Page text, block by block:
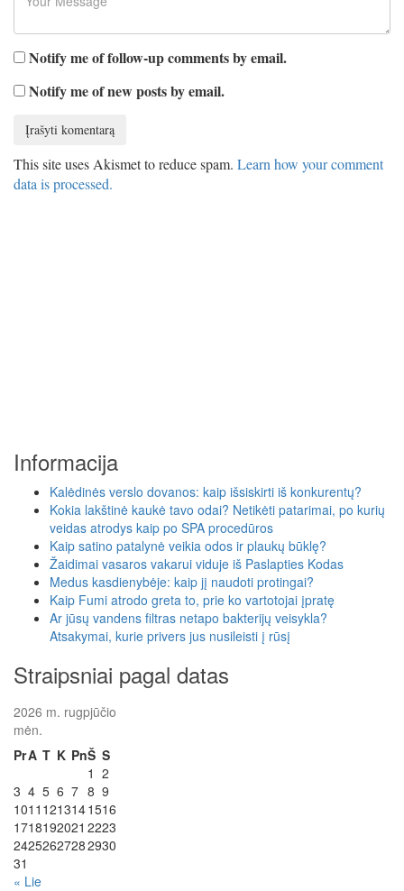
Notify me of follow-up comments by email.
Notify me of new posts by email.
This site uses Akismet to reduce spam. Learn how your comment
data is processed.
Informacija
Kalėdinės verslo dovanos: kaip išsiskirti iš konkurentų?
Kokia lakštinė kaukė tavo odai? Netikėti patarimai, po kurių
veidas atrodys kaip po SPA procedūros
Kaip satino patalynė veikia odos ir plaukų būklę?
Žaidimai vasaros vakarui viduje iš Paslapties Kodas
Medus kasdienybėje: kaip jį naudoti protingai?
Kaip Fumi atrodo greta to, prie ko vartotojai įpratę
Ar jūsų vandens filtras netapo bakterijų veisykla?
Atsakymai, kurie privers jus nusileisti į rūsį
Straipsniai pagal datas
2026 m. rugpjūčio
mėn.
PrA T K PnŠ S
1 2
3 4 5 6 7 8 9
1011 1213141516
1718192021 2223
24252627282930
31
« Lie